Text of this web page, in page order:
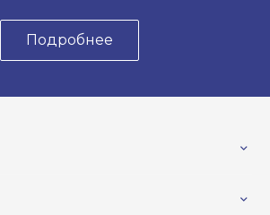
Подробнее